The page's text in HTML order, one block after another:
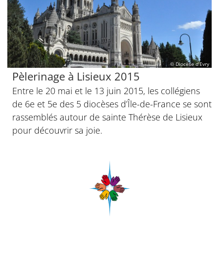
© Diocèse d’Evry
Pèlerinage à Lisieux 2015
Entre le 20 mai et le 13 juin 2015, les collégiens
de 6e et 5e des 5 diocèses d’Île-de-France se sont
rassemblés autour de sainte Thérèse de Lisieux
pour découvrir sa joie.